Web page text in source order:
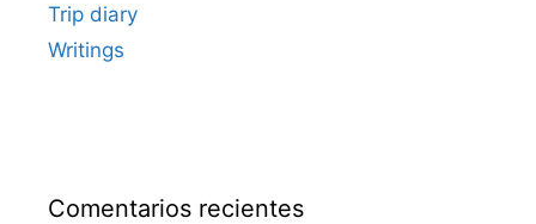
Trip diary
Writings
Comentarios recientes